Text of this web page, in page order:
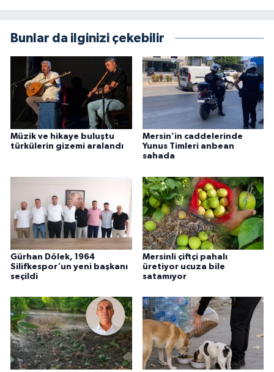
Bunlar da ilginizi çekebilir
Müzik ve hikaye buluştu
türkülerin gizemi aralandı
Mersin’in caddelerinde
Yunus Timleri anbean
sahada
Gürhan Dölek, 1964
Silifkespor'un yeni başkanı
seçildi
Mersinli çiftçi pahalı
üretiyor ucuza bile
satamıyor